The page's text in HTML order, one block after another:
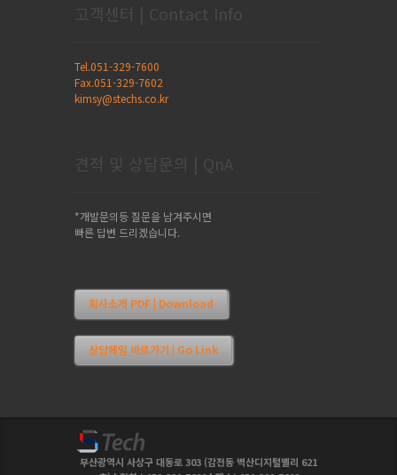
고객센터 | Contact Info
Tel.051-329-7600
Fax.051-329-7602
kimsy@stechs.co.kr
견적 및 상담문의 | QnA
*개발문의등 질문을 남겨주시면
빠른 답변 드리겠습니다.
회사소개 PDF | Download
상담메일 바로가기 | Go Link
부산광역시 사상구 대동로 303 (감전동 벽산디지털밸리 621